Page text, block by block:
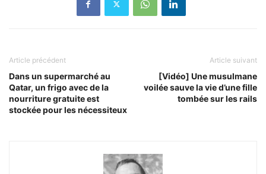
Article précédent
Dans un supermarché au
Qatar, un frigo avec de la
nourriture gratuite est
stockée pour les nécessiteux
Article suivant
[Vidéo] Une musulmane
voilée sauve la vie d’une fille
tombée sur les rails